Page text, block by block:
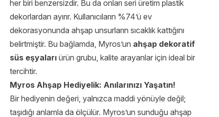
her biri benzersizdir. Bu da onları seri üretim plastik
dekorlardan ayırır. Kullanıcıların %74’ü ev
dekorasyonunda ahşap unsurların sıcaklık kattığını
belirtmiştir. Bu bağlamda, Myros’un ahşap dekoratif
süs eşyaları ürün grubu, kalite arayanlar için ideal bir
tercihtir.
Myros Ahşap Hediyelik: Anılarınızı Yaşatın!
Bir hediyenin değeri, yalnızca maddi yönüyle değil;
taşıdığı anlamla da ölçülür. Myros’un sunduğu ahşap